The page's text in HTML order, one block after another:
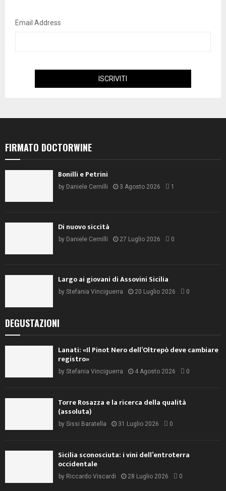
Email Address
FIRMATO DOCTORWINE
Bonilli e Petrini
by Daniele Cernilli 3 Agosto 2026 1
Di nuovo siccità
by Daniele Cernilli 27 Luglio 2026 0
Largo ai giovani di Assovini Sicilia
by Stefania Vinciguerra 20 Luglio 2026 0
DEGUSTAZIONI
Lanati: «Il Pinot Nero dell’Oltrepò deve cambiare
registro»
by Stefania Vinciguerra 4 Agosto 2026 0
Torre Rosazza e la ricerca della qualità
(assoluta)
by Sissi Baratella 31 Luglio 2026 0
Sicilia sconosciuta: i vini dell’entroterra
occidentale
by Riccardo Viscardi 28 Luglio 2026 0